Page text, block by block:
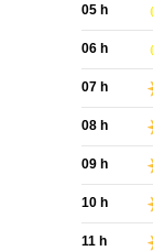
05 h
06 h
07 h
08 h
09 h
10 h
11 h